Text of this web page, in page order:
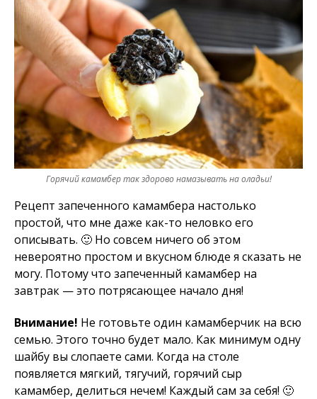
Горячий камамбер так здорово намазывать на оладьи!
Рецепт запеченного камамбера настолько
простой, что мне даже как-то неловко его
описывать. 🙂 Но совсем ничего об этом
невероятно простом и вкусном блюде я сказать не
могу. Потому что запеченный камамбер на
завтрак — это потрясающее начало дня!
Внимание! Не готовьте один камамберчик на всю
семью. Этого точно будет мало. Как минимум одну
шайбу вы слопаете сами. Когда на столе
появляется мягкий, тягучий, горячий сыр
камамбер, делиться нечем! Каждый сам за себя! 🙂